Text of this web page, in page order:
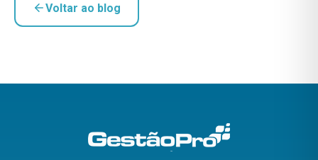
Voltar ao blog